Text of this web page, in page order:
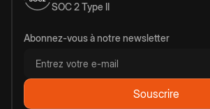
SOC 2 Type II
Abonnez-vous à notre newsletter